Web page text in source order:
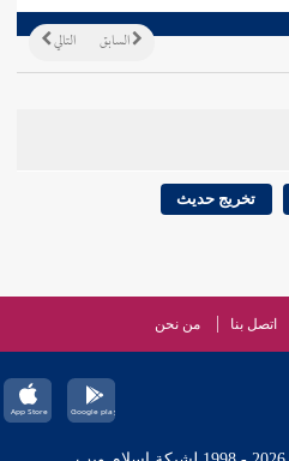
التالي السابق
تخريج حديث
اتصل بنا من نحن